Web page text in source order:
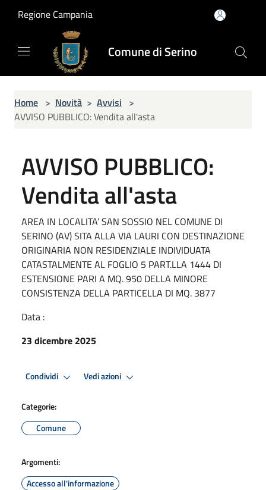
Regione Campania
Comune di Serino
Home > Novità > Avvisi >
AVVISO PUBBLICO: Vendita all'asta
AVVISO PUBBLICO:
Vendita all'asta
AREA IN LOCALITA’ SAN SOSSIO NEL COMUNE DI
SERINO (AV) SITA ALLA VIA LAURI CON DESTINAZIONE
ORIGINARIA NON RESIDENZIALE INDIVIDUATA
CATASTALMENTE AL FOGLIO 5 PART.LLA 1444 DI
ESTENSIONE PARI A MQ. 950 DELLA MINORE
CONSISTENZA DELLA PARTICELLA DI MQ. 3877
Data :
23 dicembre 2025
Condividi Vedi azioni
Categorie:
Comune
Argomenti:
Accesso all'informazione